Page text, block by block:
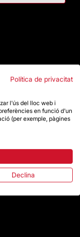
Política de privacitat
l'ús del lloc web i
en funció d'un
(per exemple, pàgines
Declina